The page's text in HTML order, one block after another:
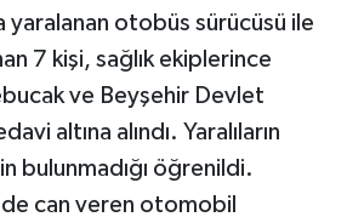
yaralanan otobüs sürücüsü ile
7 kişi, sağlık ekiplerince
ve Beyşehir Devlet
altına alındı. Yaralıların
bulunmadığı öğrenildi.
can veren otomobil